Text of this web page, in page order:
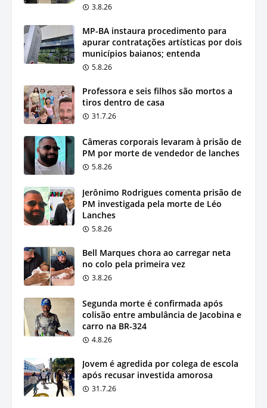
3.8.26
MP-BA instaura procedimento para
apurar contratações artísticas por dois
municípios baianos; entenda
5.8.26
Professora e seis filhos são mortos a
tiros dentro de casa
31.7.26
Câmeras corporais levaram à prisão de
PM por morte de vendedor de lanches
5.8.26
Jerônimo Rodrigues comenta prisão de
PM investigada pela morte de Léo
Lanches
5.8.26
Bell Marques chora ao carregar neta
no colo pela primeira vez
3.8.26
Segunda morte é confirmada após
colisão entre ambulância de Jacobina e
carro na BR-324
4.8.26
Jovem é agredida por colega de escola
após recusar investida amorosa
31.7.26